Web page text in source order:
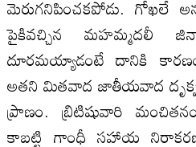
మెరుగనిపించకపోడు. గోఖలే
పైకివచ్చిన మహమ్మదలీ
దూరమయ్యాడంటే దానికి
అతని మితవాద జాతీయవాద
ప్రాణం. బ్రిటిషువారి
కాబట్టి గాంధీ సహాయ